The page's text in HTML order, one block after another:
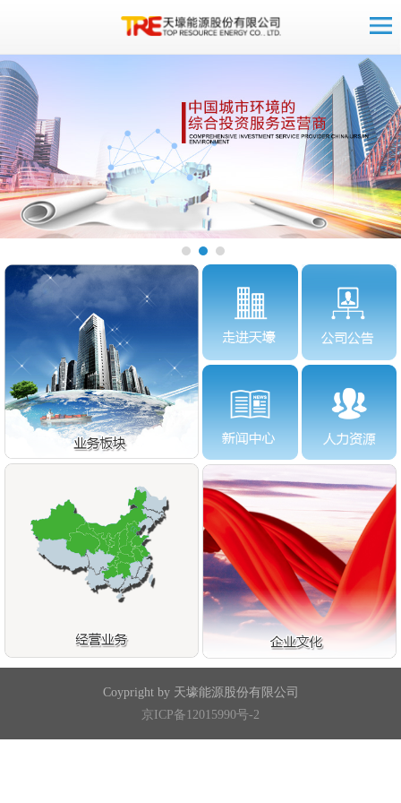
Coypright by 天壕能源股份有限公司
京ICP备12015990号-2